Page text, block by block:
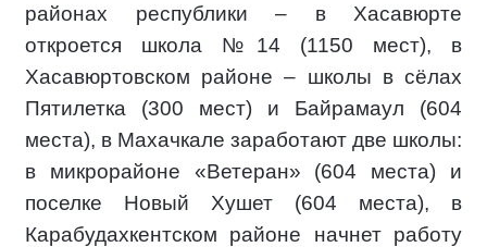
районах республики – в Хасавюрте
откроется школа №14 (1150 мест), в
Хасавюртовском районе – школы в сёлах
Пятилетка (300 мест) и Байрамаул (604
места), в Махачкале заработают две школы:
в микрорайоне «Ветеран» (604 места) и
поселке Новый Хушет (604 места), в
Карабудахкентском районе начнет работу